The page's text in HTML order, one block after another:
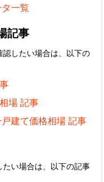
一覧
記事
したい場合は、以下の
場 記事
建て価格相場 記事
い場合は、以下の記事